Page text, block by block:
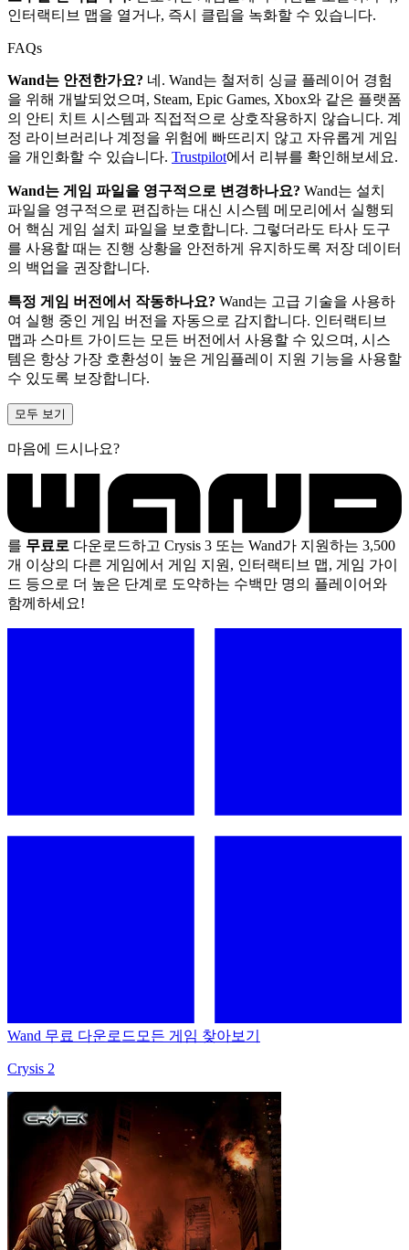
인터랙티브 맵을 열거나, 즉시 클립을 녹화할 수 있습니다.
FAQs
Wand는 안전한가요? 네. Wand는 철저히 싱글 플레이어 경험
을 위해 개발되었으며, Steam, Epic Games, Xbox와 같은 플랫폼
의 안티 치트 시스템과 직접적으로 상호작용하지 않습니다. 계
정 라이브러리나 계정을 위험에 빠뜨리지 않고 자유롭게 게임
을 개인화할 수 있습니다. Trustpilot에서 리뷰를 확인해보세요.
Wand는 게임 파일을 영구적으로 변경하나요? Wand는 설치
파일을 영구적으로 편집하는 대신 시스템 메모리에서 실행되
어 핵심 게임 설치 파일을 보호합니다. 그렇더라도 타사 도구
를 사용할 때는 진행 상황을 안전하게 유지하도록 저장 데이터
의 백업을 권장합니다.
특정 게임 버전에서 작동하나요? Wand는 고급 기술을 사용하
여 실행 중인 게임 버전을 자동으로 감지합니다. 인터랙티브
맵과 스마트 가이드는 모든 버전에서 사용할 수 있으며, 시스
템은 항상 가장 호환성이 높은 게임플레이 지원 기능을 사용할
수 있도록 보장합니다.
모두 보기
마음에 드시나요?
를 무료로 다운로드하고 Crysis 3 또는 Wand가 지원하는 3,500
개 이상의 다른 게임에서 게임 지원, 인터랙티브 맵, 게임 가이
드 등으로 더 높은 단계로 도약하는 수백만 명의 플레이어와
함께하세요!
Wand 무료 다운로드 모든 게임 찾아보기
Crysis 2